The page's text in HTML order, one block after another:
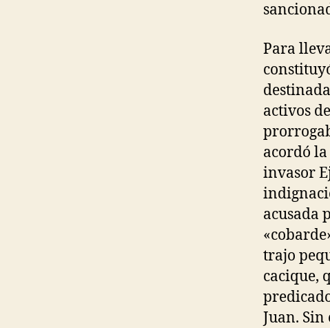
Para
activos
acordó
invasor
acusada
trajo
cacique,
Juan.